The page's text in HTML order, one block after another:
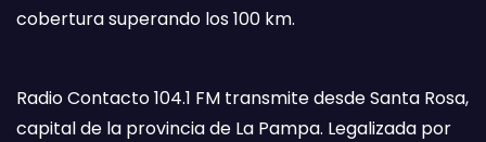
cobertura superando los 100 km.
Radio Contacto 104.1 FM transmite desde Santa Rosa,
capital de la provincia de La Pampa. Legalizada por